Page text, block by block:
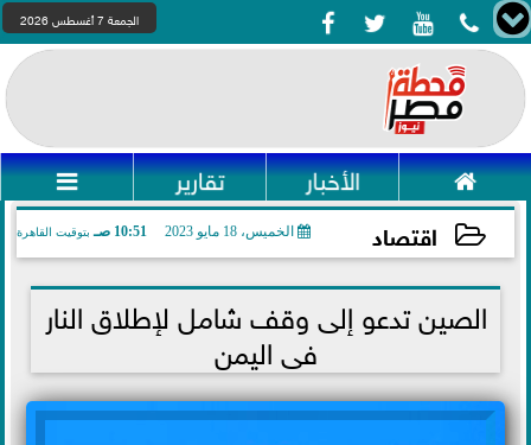
    الجمعة 7 أغسطس 2026
 الأخبار تقارير 
اقتصاد الخميس، 18 مايو 2023 10:51 صـ بتوقيت القاهرة
2023-05-18 10:51:47
الصين تدعو إلى وقف شامل لإطلاق النار
فى اليمن